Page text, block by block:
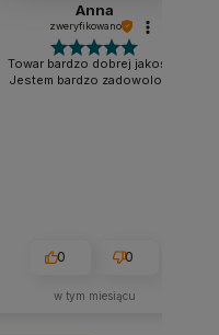
Anna
zweryfikowano
Towar bardzo dobrej jakości.
Jestem bardzo zadowolona.
0 0
w tym miesiącu